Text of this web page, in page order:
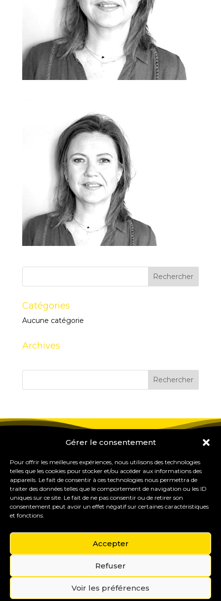
Gérer le consentement
Pour offrir les meilleures expériences, nous utilisons des technologies
telles que les cookies pour stocker et/ou accéder aux informations des
appareils. Le fait de consentir à ces technologies nous permettra de
traiter des données telles que le comportement de navigation ou les ID
uniques sur ce site. Le fait de ne pas consentir ou de retirer son
consentement peut avoir un effet négatif sur certaines caractéristiques
et fonctions.
Accepter
Refuser
Voir les préférences
Catégories
Aucune catégorie
Archives
Gérer mes cookies
Copyright © 2015-2035 Eureka Study Pro – Formations
& outils pour les professionnels du coaching et de